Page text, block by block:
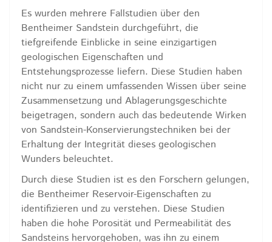
Es wurden mehrere Fallstudien über den
Bentheimer Sandstein durchgeführt, die
tiefgreifende Einblicke in seine einzigartigen
geologischen Eigenschaften und
Entstehungsprozesse liefern. Diese Studien haben
nicht nur zu einem umfassenden Wissen über seine
Zusammensetzung und Ablagerungsgeschichte
beigetragen, sondern auch das bedeutende Wirken
von Sandstein-Konservierungstechniken bei der
Erhaltung der Integrität dieses geologischen
Wunders beleuchtet.
Durch diese Studien ist es den Forschern gelungen,
die Bentheimer Reservoir-Eigenschaften zu
identifizieren und zu verstehen. Diese Studien
haben die hohe Porosität und Permeabilität des
Sandsteins hervorgehoben, was ihn zu einem